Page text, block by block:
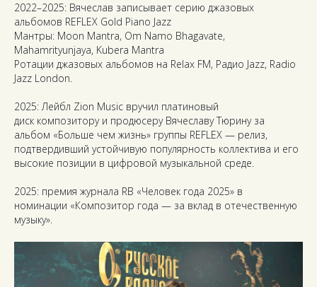
2022–2025: Вячеслав записывает серию джазовых
альбомов REFLEX Gold Piano Jazz
Мантры: Moon Mantra, Om Namo Bhagavate,
Mahamrityunjaya, Kubera Mantra
Ротации джазовых альбомов на Relax FM, Радио Jazz, Radio
Jazz London.
2025: Лейбл Zion Music вручил платиновый
диск композитору и продюсеру Вячеславу Тюрину за
альбом «Больше чем жизнь» группы REFLEX — релиз,
подтвердивший устойчивую популярность коллектива и его
высокие позиции в цифровой музыкальной среде.
2025: премия журнала RB «Человек года 2025» в
номинации «Композитор года — за вклад в отечественную
музыку».